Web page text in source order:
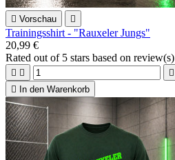
 Vorschau 
Trainingsshirt - "Rauxeler Jungs"
20,99 €
Rated out of 5 stars based on review(s)
  

In den Warenkorb